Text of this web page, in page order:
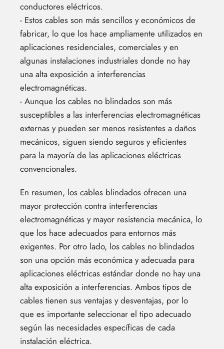
conductores eléctricos.
- Estos cables son más sencillos y económicos de
fabricar, lo que los hace ampliamente utilizados en
aplicaciones residenciales, comerciales y en
algunas instalaciones industriales donde no hay
una alta exposición a interferencias
electromagnéticas.
- Aunque los cables no blindados son más
susceptibles a las interferencias electromagnéticas
externas y pueden ser menos resistentes a daños
mecánicos, siguen siendo seguros y eficientes
para la mayoría de las aplicaciones eléctricas
convencionales.
En resumen, los cables blindados ofrecen una
mayor protección contra interferencias
electromagnéticas y mayor resistencia mecánica, lo
que los hace adecuados para entornos más
exigentes. Por otro lado, los cables no blindados
son una opción más económica y adecuada para
aplicaciones eléctricas estándar donde no hay una
alta exposición a interferencias. Ambos tipos de
cables tienen sus ventajas y desventajas, por lo
que es importante seleccionar el tipo adecuado
según las necesidades específicas de cada
instalación eléctrica.